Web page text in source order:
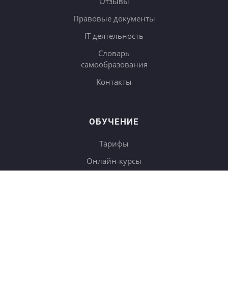
Правовые документы
IT деятельность
Словарь
самообразования
Контакты
ОБУЧЕНИЕ
Тарифы
Онлайн-курсы